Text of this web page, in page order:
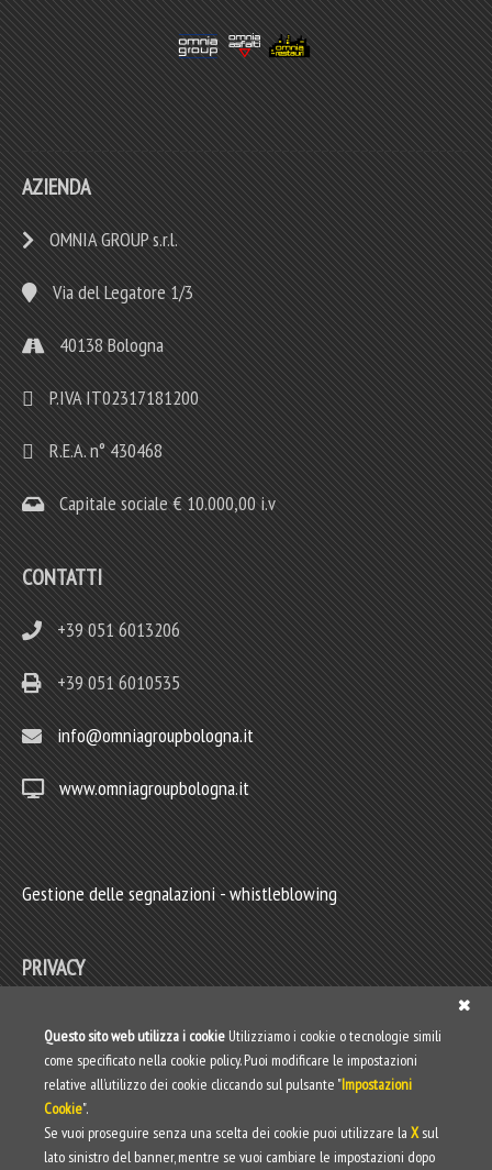
AZIENDA
OMNIA GROUP s.r.l.
Via del Legatore 1/3
40138 Bologna
P.IVA IT02317181200
R.E.A. n° 430468
Capitale sociale € 10.000,00 i.v
CONTATTI
+39 051 6013206
+39 051 6010535
info@omniagroupbologna.it
www.omniagroupbologna.it
Gestione delle segnalazioni - whistleblowing
PRIVACY
Web Privacy Policy
Informativa clienti/fornitori
Questo sito web utilizza i cookie Utilizziamo i cookie o tecnologie simili
come specificato nella cookie policy. Puoi modificare le impostazioni
relative all’utilizzo dei cookie cliccando sul pulsante "Impostazioni
Cookie".
Se vuoi proseguire senza una scelta dei cookie puoi utilizzare la Xsul
lato sinistro del banner, mentre se vuoi cambiare le impostazioni dopo